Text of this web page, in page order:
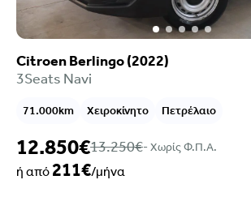
Citroen Berlingo (2022)
3Seats Navi
71.000km Χειροκίνητο Πετρέλαιο
12.850€13.250€- Xωρίς Φ.Π.Α.
ή από211€/μήνα